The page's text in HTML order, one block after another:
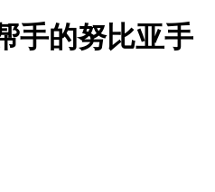
手的努比亚手